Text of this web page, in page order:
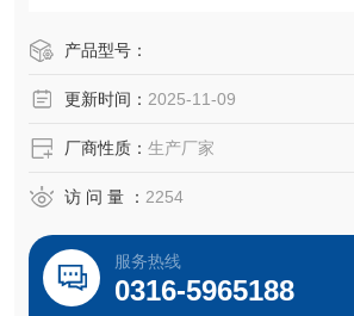
接线。产品型号：
更新时间： 2025-11-09
厂商性质： 生产厂家
访 问 量 ： 2254
服务热线
0316-5965188